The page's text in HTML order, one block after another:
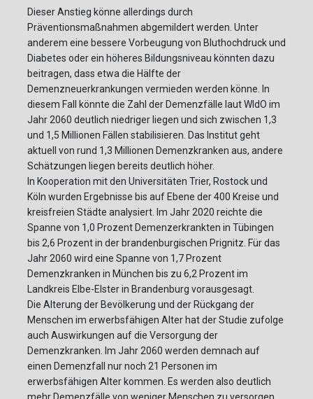
Dieser Anstieg könne allerdings durch
Präventionsmaßnahmen abgemildert werden. Unter
anderem eine bessere Vorbeugung von Bluthochdruck und
Diabetes oder ein höheres Bildungsniveau könnten dazu
beitragen, dass etwa die Hälfte der
Demenzneuerkrankungen vermieden werden könne. In
diesem Fall könnte die Zahl der Demenzfälle laut WIdO im
Jahr 2060 deutlich niedriger liegen und sich zwischen 1,3
und 1,5 Millionen Fällen stabilisieren. Das Institut geht
aktuell von rund 1,3 Millionen Demenzkranken aus, andere
Schätzungen liegen bereits deutlich höher.
In Kooperation mit den Universitäten Trier, Rostock und
Köln wurden Ergebnisse bis auf Ebene der 400 Kreise und
kreisfreien Städte analysiert. Im Jahr 2020 reichte die
Spanne von 1,0 Prozent Demenzerkrankten in Tübingen
bis 2,6 Prozent in der brandenburgischen Prignitz. Für das
Jahr 2060 wird eine Spanne von 1,7 Prozent
Demenzkranken in München bis zu 6,2 Prozent im
Landkreis Elbe-Elster in Brandenburg vorausgesagt.
Die Alterung der Bevölkerung und der Rückgang der
Menschen im erwerbsfähigen Alter hat der Studie zufolge
auch Auswirkungen auf die Versorgung der
Demenzkranken. Im Jahr 2060 werden demnach auf
einen Demenzfall nur noch 21 Personen im
erwerbsfähigen Alter kommen. Es werden also deutlich
mehr Demenzfälle von weniger Menschen zu versorgen